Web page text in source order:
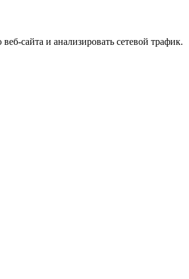
сайта и анализировать сетевой трафик.